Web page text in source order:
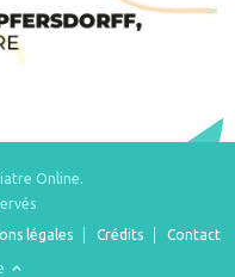
Online.
légales Crédits Contact